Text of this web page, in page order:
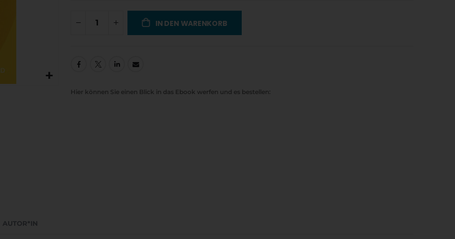
IN DEN WARENKORB
Hier können Sie einen Blick in das Ebook werfen und es bestellen:
AUTOR*IN